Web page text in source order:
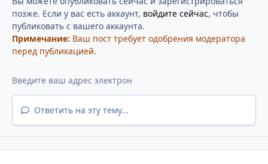
позже. Если у вас есть аккаунт, войдите сейчас, чтобы
публиковать с вашего аккаунта.
Примечание: Ваш пост требует одобрения модератора
перед публикацией.
Ответить на эту тему...